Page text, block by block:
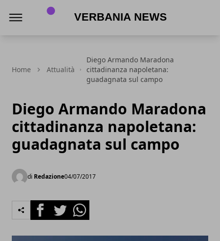
Home Attualità
Diego Armando Maradona
cittadinanza napoletana:
guadagnata sul campo
Diego Armando Maradona
cittadinanza napoletana:
guadagnata sul campo
di Redazione04/07/2017
FacebookTwitterWhatsapp